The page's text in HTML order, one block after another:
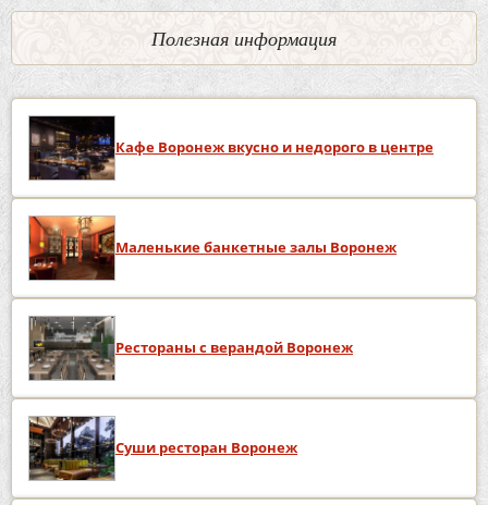
Полезная информация
Кафе Воронеж вкусно и недорого в центре
Маленькие банкетные залы Воронеж
Рестораны с верандой Воронеж
Суши ресторан Воронеж